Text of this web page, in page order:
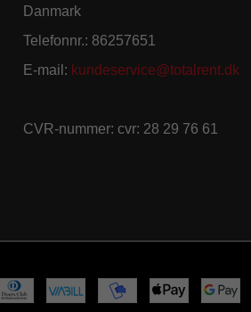
Danmark
Telefonnr.: 86257651
E-mail : kundeservice@totalrent.dk
CVR-nummer: cvr: 28 29 76 61